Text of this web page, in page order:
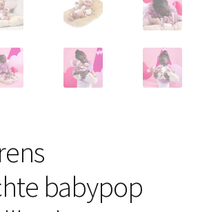
babypop